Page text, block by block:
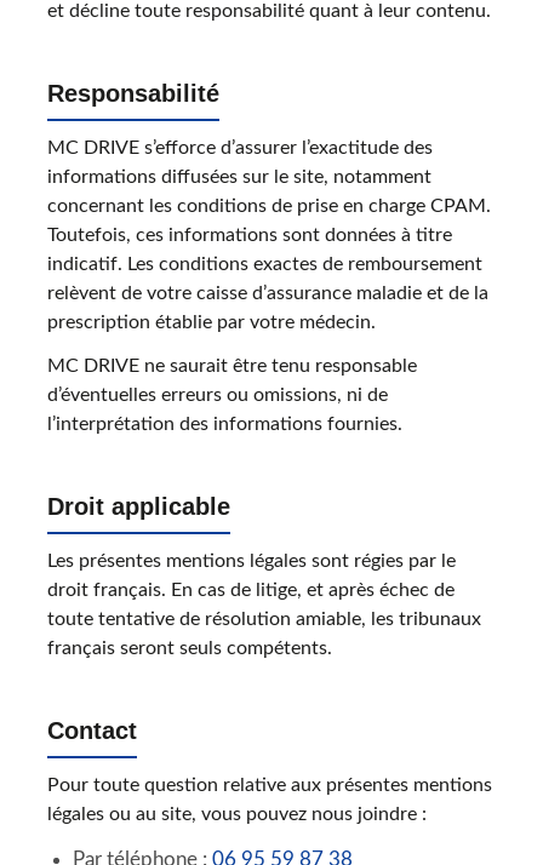
et décline toute responsabilité quant à leur contenu.
Responsabilité
MC DRIVE s’efforce d’assurer l’exactitude des
informations diffusées sur le site, notamment
concernant les conditions de prise en charge CPAM.
Toutefois, ces informations sont données à titre
indicatif. Les conditions exactes de remboursement
relèvent de votre caisse d’assurance maladie et de la
prescription établie par votre médecin.
MC DRIVE ne saurait être tenu responsable
d’éventuelles erreurs ou omissions, ni de
l’interprétation des informations fournies.
Droit applicable
Les présentes mentions légales sont régies par le
droit français. En cas de litige, et après échec de
toute tentative de résolution amiable, les tribunaux
français seront seuls compétents.
Contact
Pour toute question relative aux présentes mentions
légales ou au site, vous pouvez nous joindre :
Par téléphone : 06 95 59 87 38